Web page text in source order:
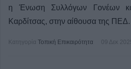
η Ένωση Συλλόγων Γονέων
Καρδίτσας, στην αίθουσα της ΠΕΔ.
Κατηγορία Τοπική Επικαιρότητα 09 Δεκ